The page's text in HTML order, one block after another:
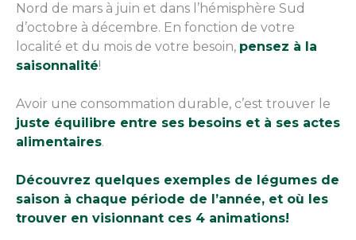
Nord de mars à juin et dans l’hémisphère Sud
d’octobre à décembre. En fonction de votre
localité et du mois de votre besoin, pensez à la
saisonnalité!
Avoir une consommation durable, c’est trouver le
juste équilibre entre ses besoins et à ses actes
alimentaires.
Découvrez quelques exemples de légumes de
saison à chaque période de l’année, et où les
trouver en visionnant ces 4 animations!